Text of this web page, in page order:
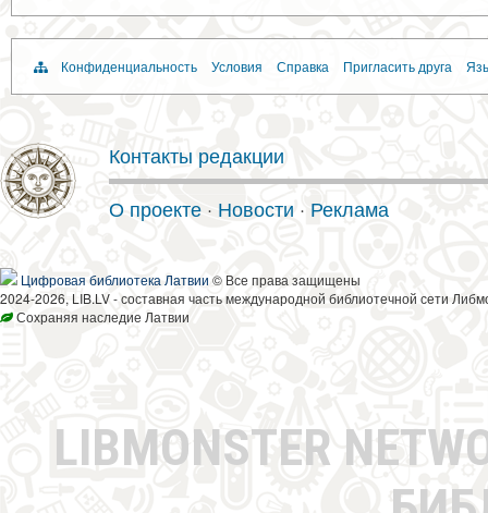
Конфиденциальность Условия Справка Пригласить друга
Контакты редакции
О проекте · Новости · Реклама
Цифровая библиотека Латвии © Все права защищены
2024-2026, LIB.LV - составная часть международной библиотечной сети
Сохраняя наследие Латвии
LIBMONSTER